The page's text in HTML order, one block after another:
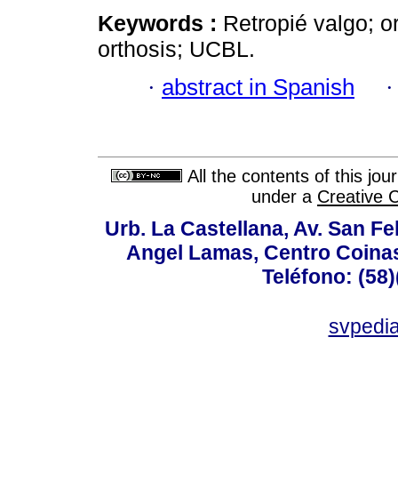
Keywords : Retropié valgo;
orthosis; UCBL.
· abstract in Spanish
All the contents of this
under a Creative
Urb. La Castellana, Av. San
Angel Lamas, Centro
Teléfono: